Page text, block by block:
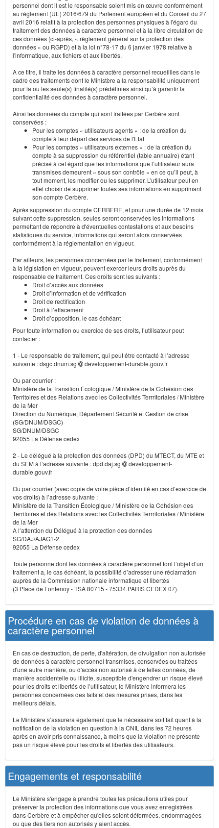
personnel dont il est le responsable soient mis en œuvre conformément
au règlement (UE) 2016/679 du Parlement européen et du Conseil du 27
avril 2016 relatif à la protection des personnes physiques à l'égard du
traitement des données à caractère personnel et à la libre circulation de
ces données (ci-après, « règlement général sur la protection des
données » ou RGPD) et à la loi n°78-17 du 6 janvier 1978 relative à
l'informatique, aux fichiers et aux libertés.
A ce titre, il traite les données à caractère personnel recueillies dans le
cadre des traitements dont le Ministère a la responsabilité uniquement
pour la ou les seule(s) finalité(s) prédéfinies ainsi qu’à garantir la
confidentialité des données à caractère personnel.
Ainsi les données du compte qui sont traitées par Cerbère sont
conservées :
Pour les comptes « utilisateurs agents » : de la création du
compte à leur départ des services de l'Etat
Pour les comptes « utilisateurs externes » : de la création du
compte à sa suppression du référentiel (table annuaire) étant
précisé à cet égard que les informations que l’utilisateur aura
transmises demeurent « sous son contrôle » en ce qu’il peut, à
tout moment, les modifier ou les supprimer. L’utilisateur peut en
effet choisir de supprimer toutes ses informations en supprimant
son compte Cerbère.
Après suppression du compte CERBERE, et pour une durée de 12 mois
suivant cette suppression, seules seront conservées les informations
permettant de répondre à d'éventuelles contestations et aux besoins
statistiques du service, informations qui seront alors conservées
conformément à la réglementation en vigueur.
Par ailleurs, les personnes concernées par le traitement, conformément
à la législation en vigueur, peuvent exercer leurs droits auprès du
responsable de traitement. Ces droits sont les suivants :
Droit d’accès aux données
Droit d’information et de vérification
Droit de rectification
Droit à l’effacement
Droit d’opposition, le cas échéant
Pour toute information ou exercice de ses droits, l’utilisateur peut
contacter :
1 - Le responsable de traitement, qui peut être contacté à l’adresse
suivante : dsgc.dnum.sg
developpement-durable.gouv.fr
Ou par courrier :
Ministère de la Transition Écologique / Ministère de la Cohésion des
Territoires et des Relations avec les Collectivités Terrritoriales / Ministère
de la Mer
Direction du Numérique, Département Sécurité et Gestion de crise
(SG/DNUM/DSGC)
SG/DNUM/DSGC
92055 La Défense cedex
2 - Le délégué à la protection des données (DPD) du MTECT, du MTE et
du SEM à l’adresse suivante : dpd.daj.sg
developpement-
durable.gouv.fr
Ou par courrier (avec copie de votre pièce d’identité en cas d’exercice de
vos droits) à l’adresse suivante :
Ministère de la Transition Écologique / Ministère de la Cohésion des
Territoires et des Relations avec les Collectivités Terrritoriales / Ministère
de la Mer
A l’attention du Délégué à la protection des données
SG/DAJ/AJAG1-2
92055 La Défense cedex
Toute personne dont les données à caractère personnel font l’objet d’un
traitement a, le cas échéant, la possibilité d’adresser une réclamation
auprès de la Commission nationale informatique et libertés
(3 Place de Fontenoy - TSA 80715 - 75334 PARIS CEDEX 07).
Procédure en cas de violation de données à
caractère personnel
En cas de destruction, de perte, d'altération, de divulgation non autorisée
de données à caractère personnel transmises, conservées ou traitées
d'une autre manière, ou d'accès non autorisé à de telles données, de
manière accidentelle ou illicite, susceptible d'engendrer un risque élevé
pour les droits et libertés de l’utilisateur, le Ministère informera les
personnes concernées des faits et des mesures prises, dans les
meilleurs délais.
Le Ministère s’assurera également que le nécessaire soit fait quant à la
notification de la violation en question à la CNIL dans les 72 heures
après en avoir pris connaissance, à moins que la violation ne présente
pas un risque élevé pour les droits et libertés des utilisateurs.
Engagements et responsabilité
Le Ministère s'engage à prendre toutes les précautions utiles pour
préserver la protection des informations que vous avez enregistrées
dans Cerbère et à empêcher qu'elles soient déformées, endommagées
ou que des tiers non autorisés y aient accès.